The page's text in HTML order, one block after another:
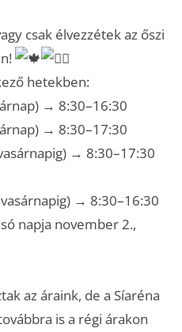
csak élvezzétek az őszi
hetekben:
→ 8:30–16:30
→ 8:30–17:30
→ 8:30–17:30
→ 8:30–16:30
napja november 2.,
az áraink, de a Síaréna
is a régi árakon